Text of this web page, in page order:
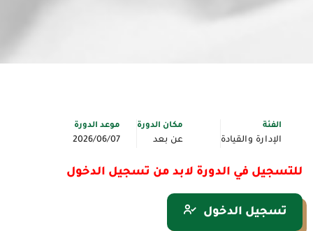
الفئة
الإدارة والقيادة
مكان الدورة
عن بعد
موعد الدورة
2026/06/07
للتسجيل في الدورة لابد من تسجيل الدخول
تسجيل الدخول